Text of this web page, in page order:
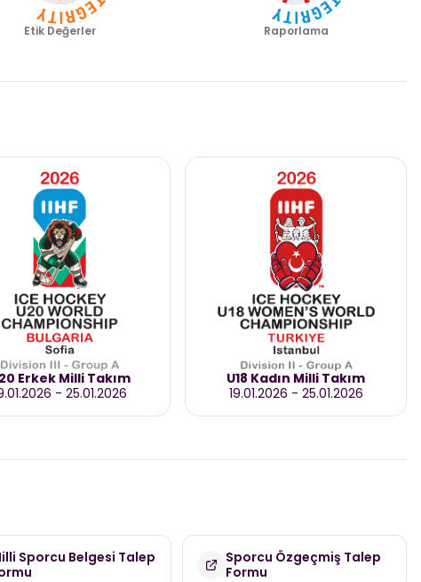
Etik Değerler Raporlama
Erkek Milli Takım
-25.01.2026
U18 Kadın Milli Takım
19.01.2026 - 25.01.2026
Sporcu Belgesi Talep
Sporcu Özgeçmiş Talep
Formu